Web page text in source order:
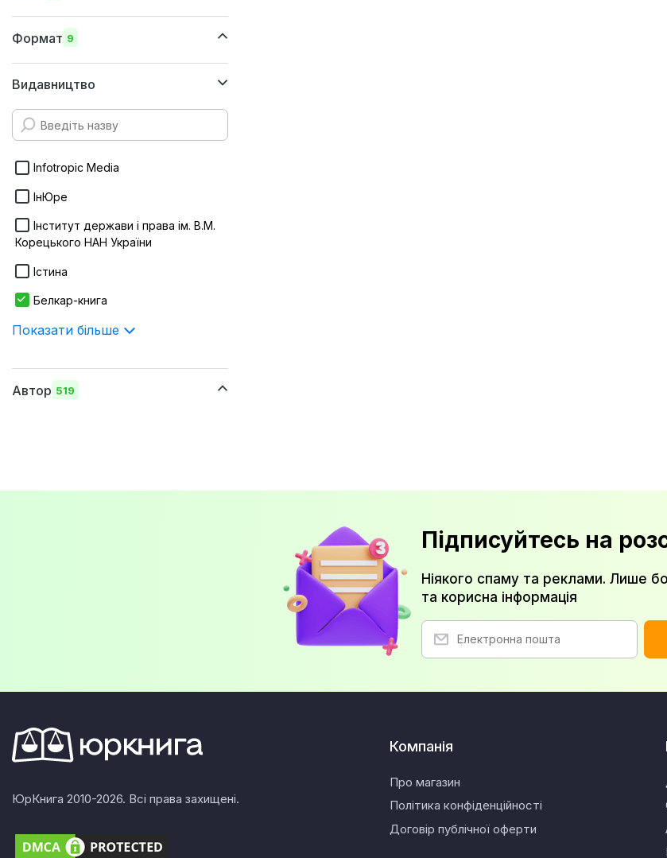
суперобкладинка
тверда
українська
англійська
Формат 9
170х240 мм
Показати більше
Видавництво
Infotropic Media
ІнЮре
Інститут держави і права ім. В.М.
Корецького НАН України
Істина
Белкар-книга
Показати більше
Автор 519
Підписуйтесь на
Ніякого спаму та реклами. Лише
та корисна інформація
ЮрКнига 2010-2026. Всі права захищені.
Компанія
Про магазин
Політика конфіденційності
Договір публічної оферти